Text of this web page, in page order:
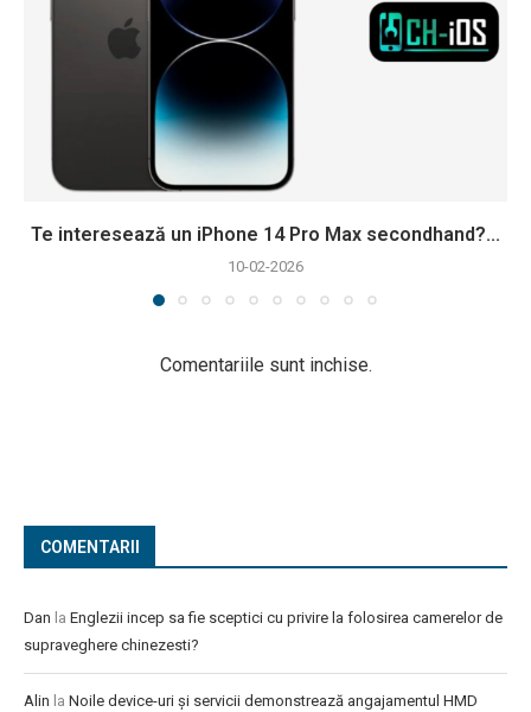
Te interesează un iPhone 14 Pro Max secondhand?...
10-02-2026
Comentariile sunt inchise.
COMENTARII
Dan la Englezii incep sa fie sceptici cu privire la folosirea camerelor de
supraveghere chinezesti?
Alin la Noile device-uri și servicii demonstrează angajamentul HMD